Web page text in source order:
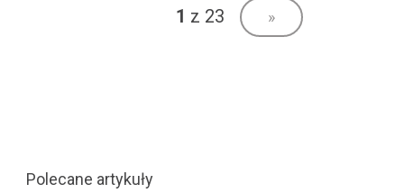
1 z 23 »
Polecane artykuły